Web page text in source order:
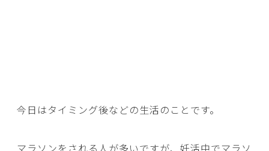
今日はタイミング後などの生活のことです。
マラソンをされる人が多いですが、妊活中でマラソ